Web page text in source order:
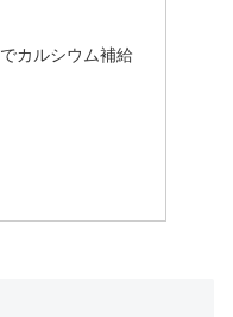
カルシウム補給